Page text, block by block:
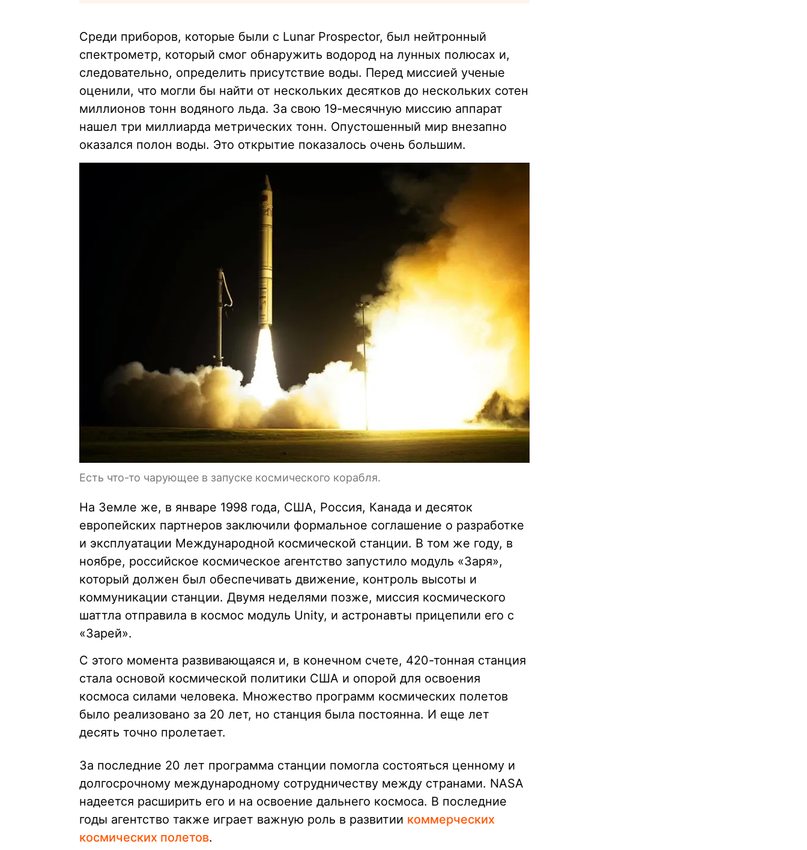
Среди приборов, которые были с Lunar Prospector, был нейтронный
спектрометр, который смог обнаружить водород на лунных полюсах и,
следовательно, определить присутствие воды. Перед миссией ученые
оценили, что могли бы найти от нескольких десятков до нескольких сотен
миллионов тонн водяного льда. За свою 19-месячную миссию аппарат
нашел три миллиарда метрических тонн. Опустошенный мир внезапно
оказался полон воды. Это открытие показалось очень большим.
Есть что-то чарующее в запуске космического корабля.
На Земле же, в январе 1998 года, США, Россия, Канада и десяток
европейских партнеров заключили формальное соглашение о разработке
и эксплуатации Международной космической станции. В том же году, в
ноябре, российское космическое агентство запустило модуль «Заря»,
который должен был обеспечивать движение, контроль высоты и
коммуникации станции. Двумя неделями позже, миссия космического
шаттла отправила в космос модуль Unity, и астронавты прицепили его с
«Зарей».
С этого момента развивающаяся и, в конечном счете, 420-тонная станция
стала основой космической политики США и опорой для освоения
космоса силами человека. Множество программ космических полетов
было реализовано за 20 лет, но станция была постоянна. И еще лет
десять точно пролетает.
За последние 20 лет программа станции помогла состояться ценному и
долгосрочному международному сотрудничеству между странами. NASA
надеется расширить его и на освоение дальнего космоса. В последние
годы агентство также играет важную роль в развитии коммерческих
космических полетов.